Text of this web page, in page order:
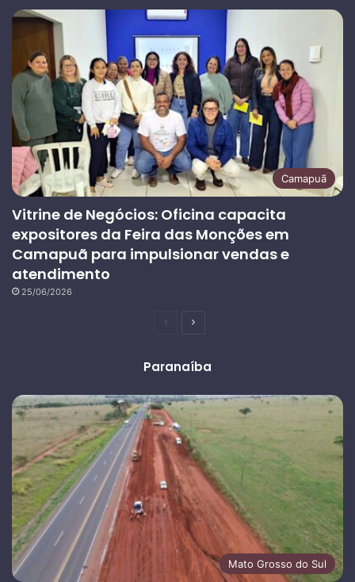
Camapuã
Vitrine de Negócios: Oficina capacita
expositores da Feira das Monções em
Camapuã para impulsionar vendas e
atendimento
25/06/2026
PáginaPróxima
Paranaíba
Mato Grosso do Sul